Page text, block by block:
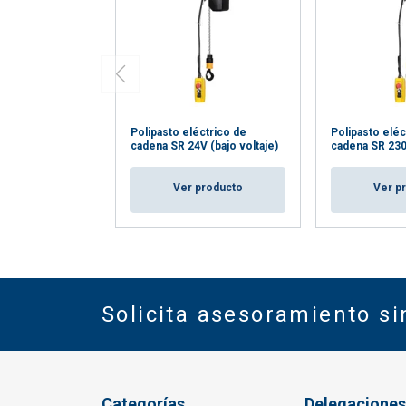
Polipasto eléctrico de
cadena SR 24V (bajo voltaje)
Ver producto
Polipasto
cadena SR
Ver
Solicita asesoramiento